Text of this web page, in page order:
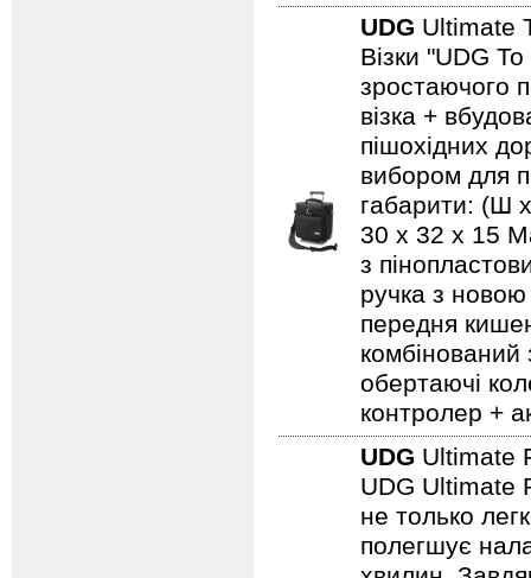
UDG Ultimate
Візки "UDG
зростаючого
візка +
пішохідних
вибором для
габарити: (Ш
30 x 32 x 15
з
ручка з
передня
обертаючі
контролер +
UDG Ultimate
UDG Ultimate
не только
полегшує